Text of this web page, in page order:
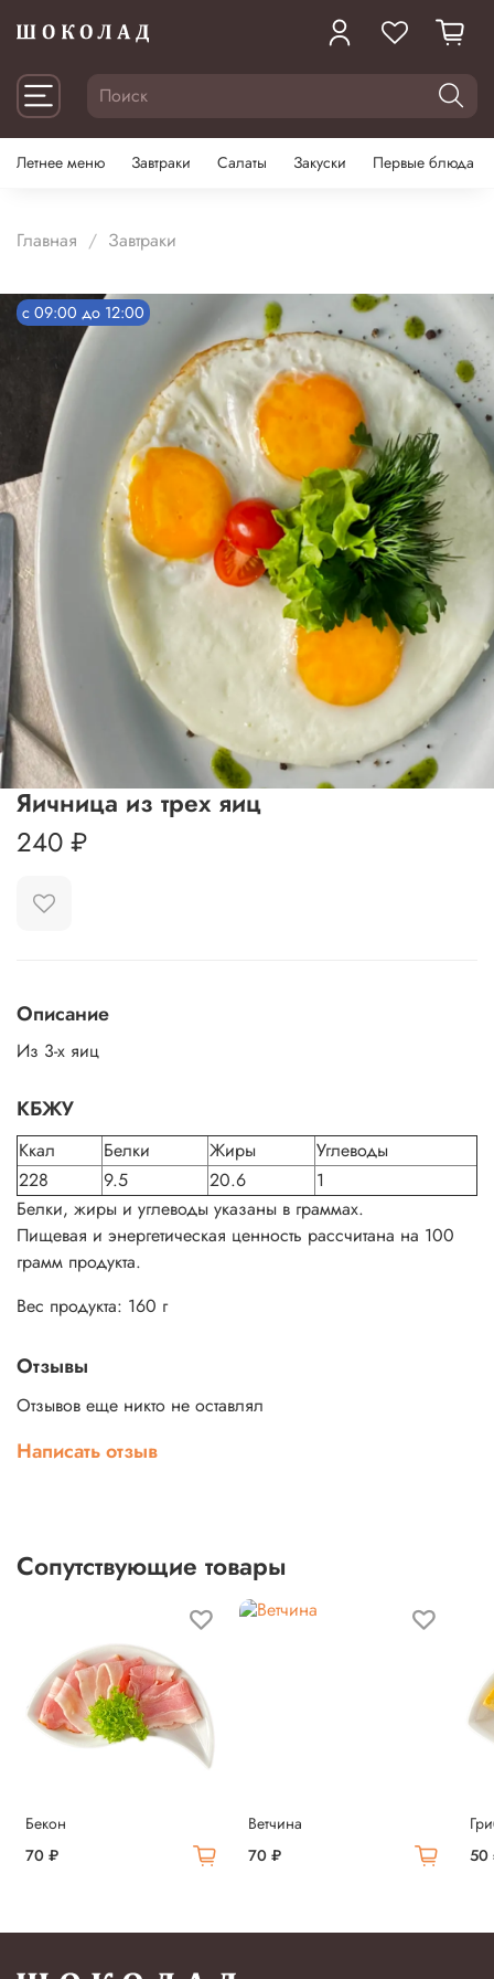
Летнее меню Завтраки Салаты Закуски Первые блюда
Главная Завтраки
c 09:00 до 12:00
Яичница из трех яиц
240 ₽
Описание
Из 3-х яиц
КБЖУ
Ккал Белки Жиры
Углеводы
228
9.5 20.6
1
Белки, жиры и углеводы указаны в граммах.
Пищевая и энергетическая ценность рассчитана на 100
грамм продукта.
Вес продукта: 160 г
Отзывы
Отзывов еще никто не оставлял
Написать отзыв
Сопутствующие товары
Бекон
70 ₽
Ветчина
70 ₽
50